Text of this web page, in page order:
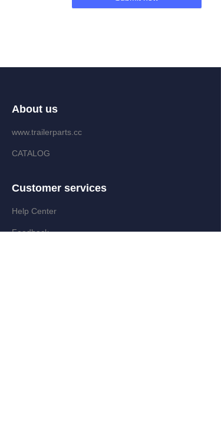
About us
www.trailerparts.cc
CATALOG
Customer services
Help Center
Feedback
AR